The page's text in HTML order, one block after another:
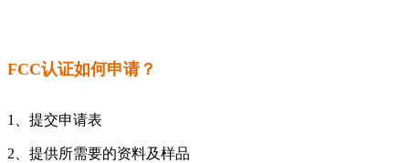
FCC认证如何申请？
1、提交申请表
2、提供所需要的资料及样品